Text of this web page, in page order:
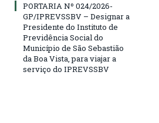
PORTARIA Nº 024/2026-
GP/IPREVSSBV – Designar a
Presidente do Instituto de
Previdência Social do
Município de São Sebastião
da Boa Vista, para viajar a
serviço do IPREVSSBV